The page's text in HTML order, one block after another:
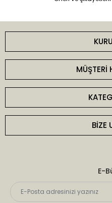
MÜŞTERİ
BİZE
E-